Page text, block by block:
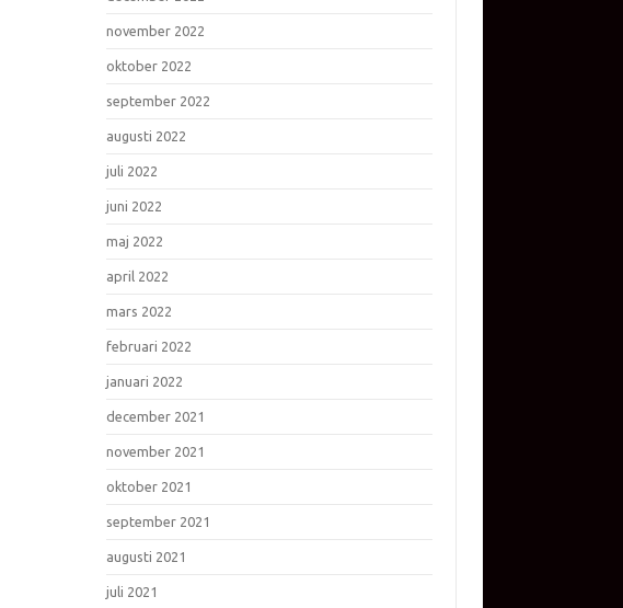
november 2022
oktober 2022
september 2022
augusti 2022
juli 2022
juni 2022
maj 2022
april 2022
mars 2022
februari 2022
januari 2022
december 2021
november 2021
oktober 2021
september 2021
augusti 2021
juli 2021